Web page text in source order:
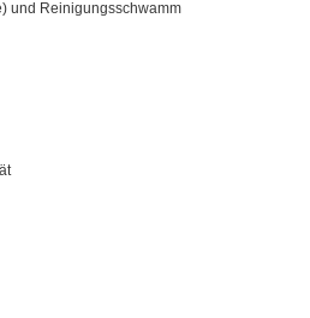
und Reinigungsschwamm